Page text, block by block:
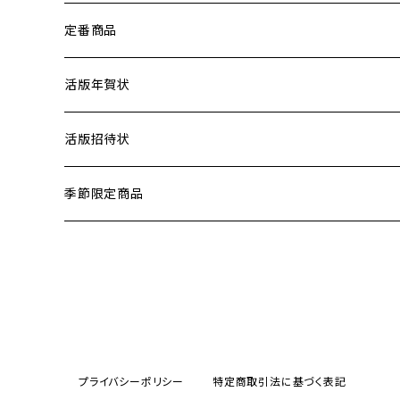
定番商品
活版年賀状
差出人印刷
活版招待状
季節限定商品
プライバシーポリシー 特定商取引法に基づく表記